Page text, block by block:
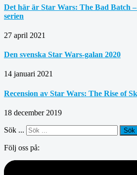
Det här är Star Wars: The Bad Batch
serien
27 april 2021
Den svenska Star Wars-galan 2020
14 januari 2021
Recension av Star Wars: The Rise of
18 december 2019
Sök ... Sök
Följ oss på: